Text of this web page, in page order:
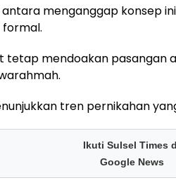
menganggap konsep
formal.
tetap mendoakan pasangan
tren pernikahan
Ikuti Sulsel Times
Google News